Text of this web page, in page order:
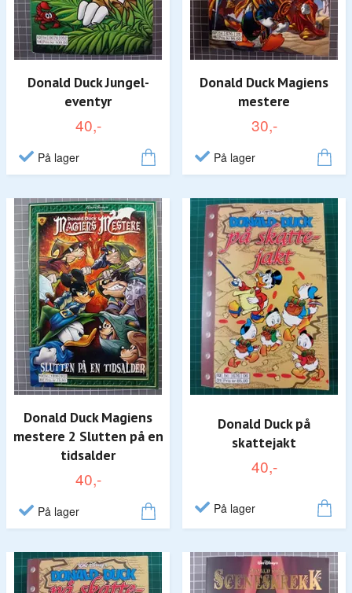
Donald Duck Jungel-
eventyr
40,-
På lager
Donald Duck Magiens
mestere
30,-
På lager
Donald Duck Magiens
mestere 2 Slutten på en
tidsalder
40,-
På lager
Donald Duck på
skattejakt
40,-
På lager